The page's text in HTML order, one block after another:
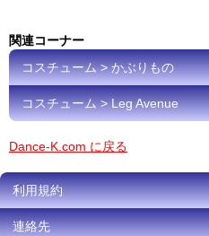
関連コーナー
コスチューム > かぶりもの
コスチューム > Leg Avenue
Dance-K.com に戻る
利用規約
連絡先